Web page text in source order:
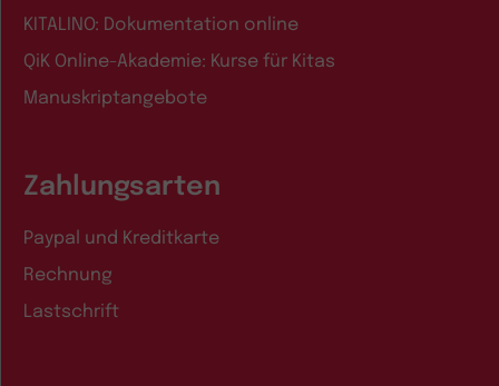
KITALINO: Dokumentation online
QiK Online-Akademie: Kurse für Kitas
Manuskriptangebote
Zahlungsarten
Paypal und Kreditkarte
Rechnung
Lastschrift